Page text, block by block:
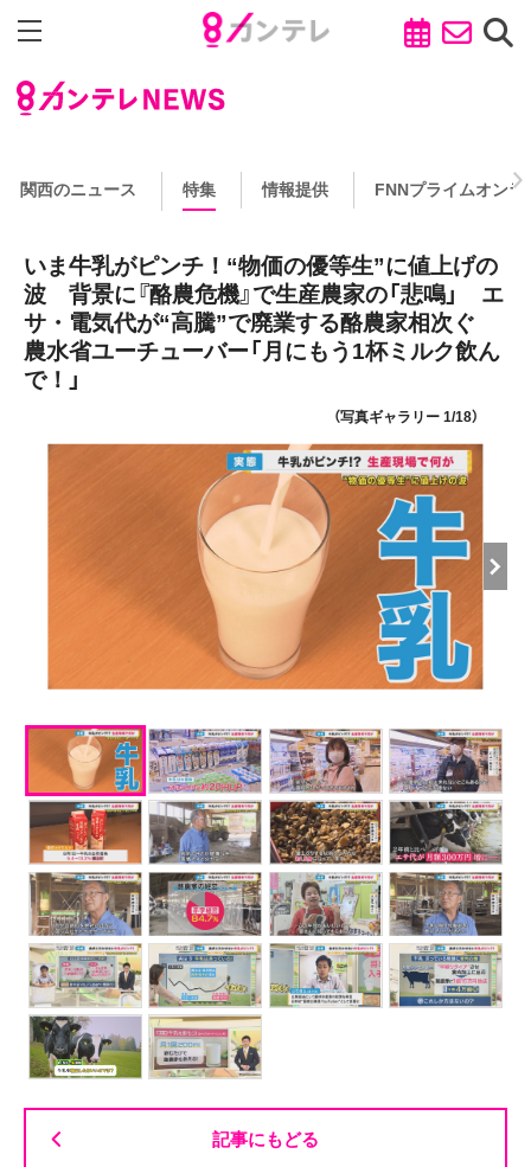
関西のニュース 特集 情報提供 FNNプライムオンラ
いま牛乳がピンチ！“物価の優等生”に値上げの
波 背景に『酪農危機』で生産農家の「悲鳴」 エ
サ・電気代が“高騰”で廃業する酪農家相次ぐ
農水省ユーチューバー「月にもう1杯ミルク飲ん
で！」
（写真ギャラリー 1/18）
記事にもどる